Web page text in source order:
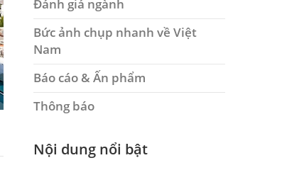
Đánh giá ngành
Bức ảnh chụp nhanh về Việt
Nam
Báo cáo & Ấn phẩm
Thông báo
Nội dung nổi bật